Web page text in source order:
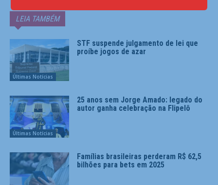
LEIA TAMBÉM
Últimas Notícias
STF suspende julgamento de lei que
proíbe jogos de azar
Últimas Notícias
25 anos sem Jorge Amado: legado do
autor ganha celebração na Flipelô
Famílias brasileiras perderam R$ 62,5
bilhões para bets em 2025